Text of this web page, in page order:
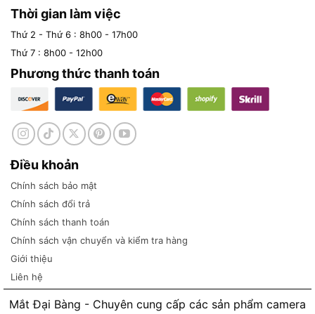
Thời gian làm việc
Thứ 2 - Thứ 6 : 8h00 - 17h00
Thứ 7 : 8h00 - 12h00
Phương thức thanh toán
Điều khoản
Chính sách bảo mật
Chính sách đổi trả
Chính sách thanh toán
Chính sách vận chuyển và kiểm tra hàng
Giới thiệu
Liên hệ
Mắt Đại Bàng - Chuyên cung cấp các sản phẩm camera